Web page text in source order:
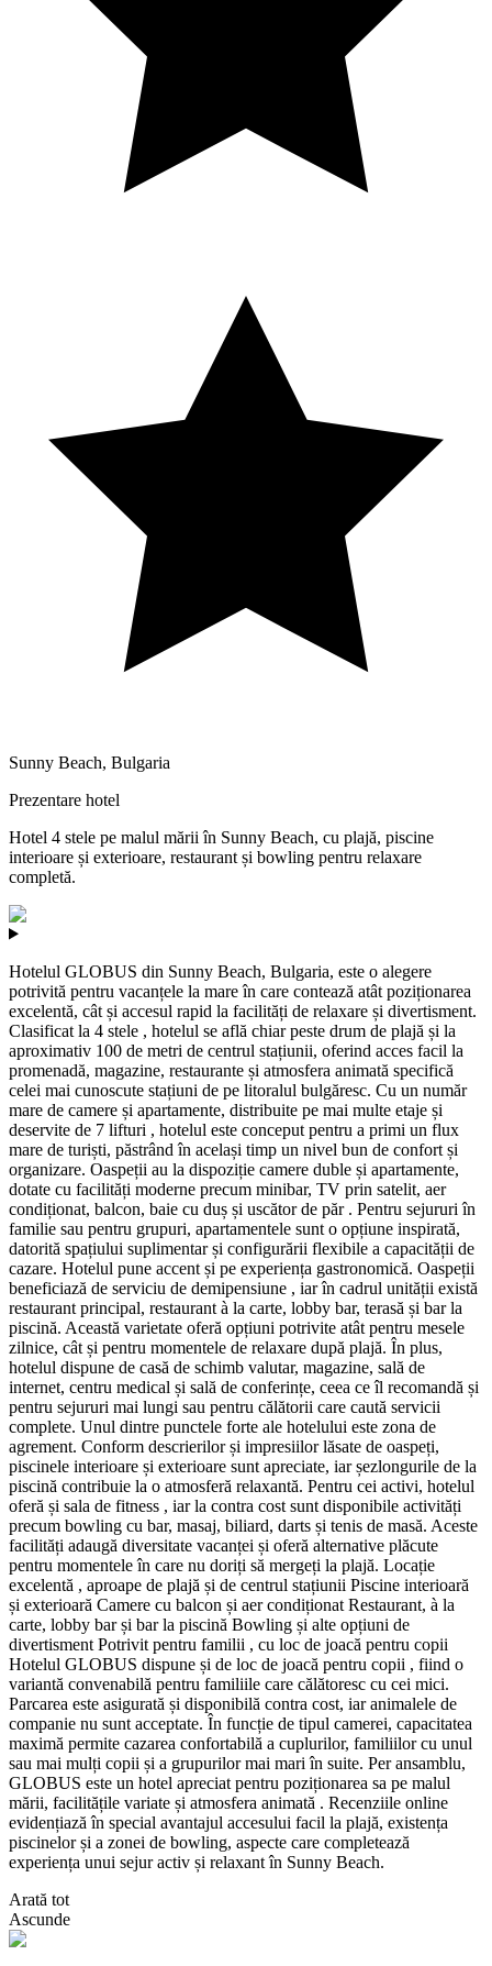
Sunny Beach, Bulgaria
Prezentare hotel
Hotel 4 stele pe malul mării în Sunny Beach, cu plajă, piscine
interioare și exterioare, restaurant și bowling pentru relaxare
completă.
Hotelul GLOBUS din Sunny Beach, Bulgaria, este o alegere
potrivită pentru vacanțele la mare în care contează atât poziționarea
excelentă, cât și accesul rapid la facilități de relaxare și divertisment.
Clasificat la 4 stele , hotelul se află chiar peste drum de plajă și la
aproximativ 100 de metri de centrul stațiunii, oferind acces facil la
promenadă, magazine, restaurante și atmosfera animată specifică
celei mai cunoscute stațiuni de pe litoralul bulgăresc. Cu un număr
mare de camere și apartamente, distribuite pe mai multe etaje și
deservite de 7 lifturi , hotelul este conceput pentru a primi un flux
mare de turiști, păstrând în același timp un nivel bun de confort și
organizare. Oaspeții au la dispoziție camere duble și apartamente,
dotate cu facilități moderne precum minibar, TV prin satelit, aer
condiționat, balcon, baie cu duș și uscător de păr . Pentru sejururi în
familie sau pentru grupuri, apartamentele sunt o opțiune inspirată,
datorită spațiului suplimentar și configurării flexibile a capacității de
cazare. Hotelul pune accent și pe experiența gastronomică. Oaspeții
beneficiază de serviciu de demipensiune , iar în cadrul unității există
restaurant principal, restaurant à la carte, lobby bar, terasă și bar la
piscină. Această varietate oferă opțiuni potrivite atât pentru mesele
zilnice, cât și pentru momentele de relaxare după plajă. În plus,
hotelul dispune de casă de schimb valutar, magazine, sală de
internet, centru medical și sală de conferințe, ceea ce îl recomandă și
pentru sejururi mai lungi sau pentru călătorii care caută servicii
complete. Unul dintre punctele forte ale hotelului este zona de
agrement. Conform descrierilor și impresiilor lăsate de oaspeți,
piscinele interioare și exterioare sunt apreciate, iar șezlongurile de la
piscină contribuie la o atmosferă relaxantă. Pentru cei activi, hotelul
oferă și sala de fitness , iar la contra cost sunt disponibile activități
precum bowling cu bar, masaj, biliard, darts și tenis de masă. Aceste
facilități adaugă diversitate vacanței și oferă alternative plăcute
pentru momentele în care nu doriți să mergeți la plajă. Locație
excelentă , aproape de plajă și de centrul stațiunii Piscine interioară
și exterioară Camere cu balcon și aer condiționat Restaurant, à la
carte, lobby bar și bar la piscină Bowling și alte opțiuni de
divertisment Potrivit pentru familii , cu loc de joacă pentru copii
Hotelul GLOBUS dispune și de loc de joacă pentru copii , fiind o
variantă convenabilă pentru familiile care călătoresc cu cei mici.
Parcarea este asigurată și disponibilă contra cost, iar animalele de
companie nu sunt acceptate. În funcție de tipul camerei, capacitatea
maximă permite cazarea confortabilă a cuplurilor, familiilor cu unul
sau mai mulți copii și a grupurilor mai mari în suite. Per ansamblu,
GLOBUS este un hotel apreciat pentru poziționarea sa pe malul
mării, facilitățile variate și atmosfera animată . Recenziile online
evidențiază în special avantajul accesului facil la plajă, existența
piscinelor și a zonei de bowling, aspecte care completează
experiența unui sejur activ și relaxant în Sunny Beach.
Arată tot
Ascunde